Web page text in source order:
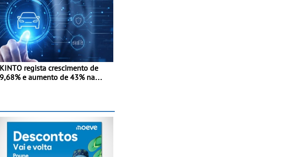
KINTO regista crescimento de
9,68% e aumento de 43% na